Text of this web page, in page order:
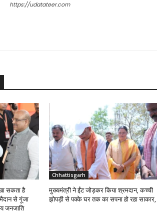
https://udatateer.com
सकता है
से गूंजा
जनजाति
Chhattisgarh
मुख्यमंत्री ने ईंट जोड़कर किया श्रमदान, कच्ची
झोपड़ी से पक्के घर तक का सपना हो रहा साकार,